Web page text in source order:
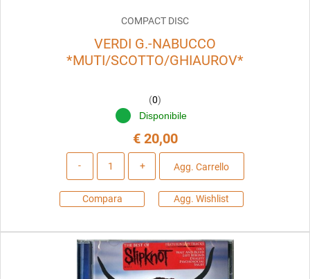
COMPACT DISC
VERDI G.-NABUCCO
*MUTI/SCOTTO/GHIAUROV*
(0)
Disponibile
€ 20,00
Agg. Carrello
Compara Agg. Wishlist